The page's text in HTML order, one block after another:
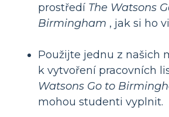
prostředí The Watsons
Birmingham , jak si ho
Použijte jednu z našich
k vytvoření pracovních
Watsons Go to
mohou studenti vyplnit.